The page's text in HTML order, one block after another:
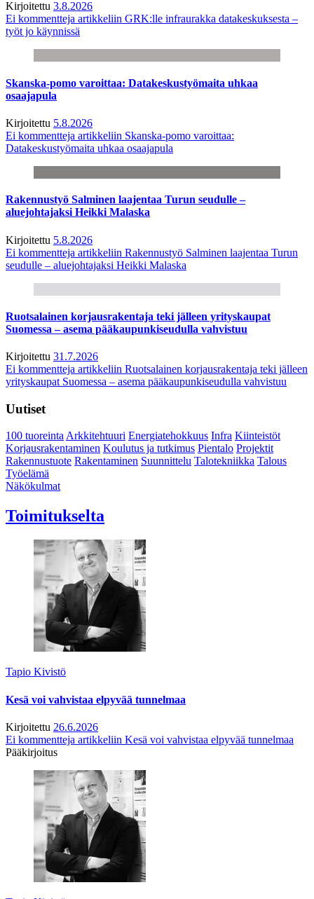
Kirjoitettu 3.8.2026
Ei kommentteja artikkeliin GRK:lle infraurakka datakeskuksesta –
työt jo käynnissä
Skanska-pomo varoittaa: Datakeskustyömaita uhkaa
osaajapula
Kirjoitettu 5.8.2026
Ei kommentteja artikkeliin Skanska-pomo varoittaa:
Datakeskustyömaita uhkaa osaajapula
Rakennustyö Salminen laajentaa Turun seudulle –
aluejohtajaksi Heikki Malaska
Kirjoitettu 5.8.2026
Ei kommentteja artikkeliin Rakennustyö Salminen laajentaa Turun
seudulle – aluejohtajaksi Heikki Malaska
Ruotsalainen korjausrakentaja teki jälleen yrityskaupat
Suomessa – asema pääkaupunkiseudulla vahvistuu
Kirjoitettu 31.7.2026
Ei kommentteja artikkeliin Ruotsalainen korjausrakentaja teki jälleen
yrityskaupat Suomessa – asema pääkaupunkiseudulla vahvistuu
Uutiset
100 tuoreintaArkkitehtuuri Energiatehokkuus Infra Kiinteistöt
Korjausrakentaminen Koulutus ja tutkimus Pientalo Projektit
Rakennustuote Rakentaminen Suunnittelu Talotekniikka Talous
Työelämä
Näkökulmat
Toimitukselta
Tapio Kivistö
Kesä voi vahvistaa elpyvää tunnelmaa
Kirjoitettu 26.6.2026
Ei kommentteja artikkeliin Kesä voi vahvistaa elpyvää tunnelmaa
Pääkirjoitus